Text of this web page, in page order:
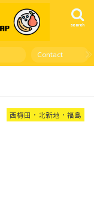
search
Contact
西梅田・北新地・福島